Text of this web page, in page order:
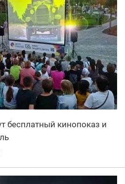
бесплатный кинопоказ и